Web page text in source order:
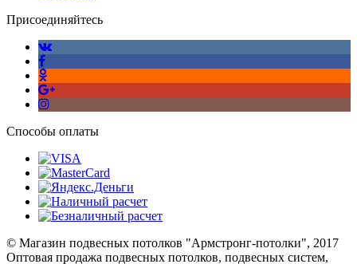
Присоединяйтесь
Способы оплаты
© Магазин подвесных потолков "Армстронг-потолки", 2017
Оптовая продажа подвесных потолков, подвесных систем,